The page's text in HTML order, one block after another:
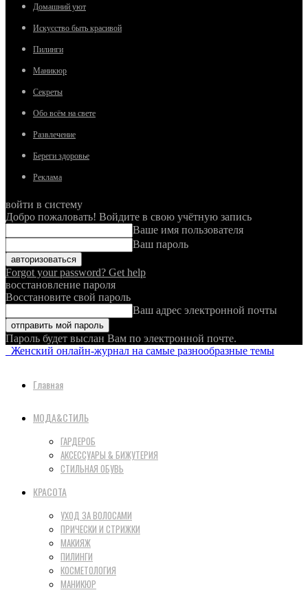
Домашний уют
Искусство быть красивой
Пилинги
Маникюр
Секреты
Обо всём на свете
Развлечение
Береги здоровье
Реклама
войти в систему
Добро пожаловать! Войдите в свою учётную запись
Ваше имя пользователя
Ваш пароль
Forgot your password? Get help
восстановление пароля
Восстановите свой пароль
Ваш адрес электронной почты
Пароль будет выслан Вам по электронной почте.
Женский онлайн-журнал на самые разнообразные темы
Главная
МОДА&СТИЛЬ
ГАРДЕРОБ
АКСЕССУАРЫ & БИЖУТЕРИЯ
СТИЛЬНАЯ ОБУВЬ
КРАСОТА
УХОД ЗА ВОЛОСАМИ
ПРИЧЕСКИ И СТРИЖКИ
МАКИЯЖ
ПИЛИНГИ
КОСМЕТОЛОГИЯ
МАНИКЮР